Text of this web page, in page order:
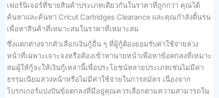
เฟอร์นิเจอร์ที่ขายสินค้าประเภทเดียวกันในราคาที่ถูกกว่า คุณได้
ค้นหาและค้นหา Cricut Cartridges Clearance และคุณกำลังดิ้นรน
เพื่อหาสินค้าที่เหมาะสมในราคาที่เหมาะสม
ซึ่งแตกต่างจากตัวเลือกเงินกู้อื่น ๆ ที่ผู้กู้ต้องยอมรับค่าใช้จ่ายล่วง
หน้าที่เฉพาะเจาะจงหรือต้องเข้าหานายหน้าเพื่อหาข้อตกลงที่เหมาะ
สมผู้ให้กู้จะให้เงินกู้เหล่านี้เพื่อประโยชน์หลายประเภทเช่นไม่มีค่า
ธรรมเนียมล่วงหน้าหรือไม่มีค่าใช้จ่ายในการสมัคร เนื่องจาก
โบรกเกอร์แบ่งปันข้อตกลงที่มีอยู่คุณควรเลือกตามความสามารถใน